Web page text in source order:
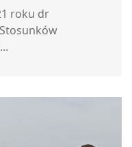
roku dr